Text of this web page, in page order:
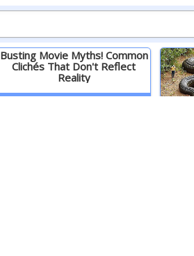
Busting Movie Myths! Common
Clichés That Don't Reflect
Reality